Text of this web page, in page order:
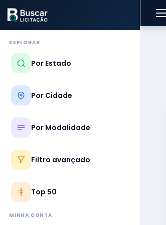
EXPLORAR
Por Estado
Por Cidade
Por Modalidade
Filtro avançado
Top 50
MINHA CONTA